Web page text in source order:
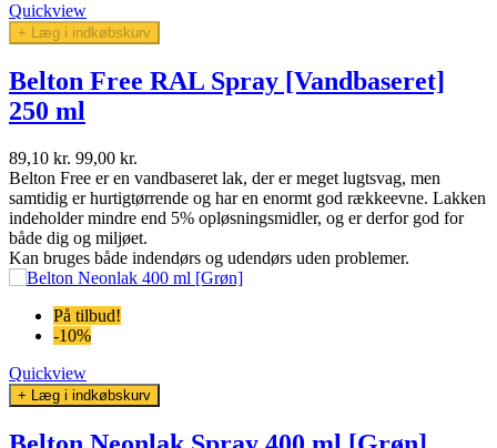
Quickview
+ Læg i indkøbskurv
Belton Free RAL Spray [Vandbaseret]
250 ml
89,10 kr. 99,00 kr.
Belton Free er en vandbaseret lak, der er meget lugtsvag, men
samtidig er hurtigtørrende og har en enormt god rækkeevne. Lakken
indeholder mindre end 5% opløsningsmidler, og er derfor god for
både dig og miljøet.
Kan bruges både indendørs og udendørs uden problemer.
På tilbud!
-10%
Quickview
+ Læg i indkøbskurv